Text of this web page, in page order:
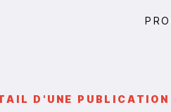
D'UNE PUBLICATION